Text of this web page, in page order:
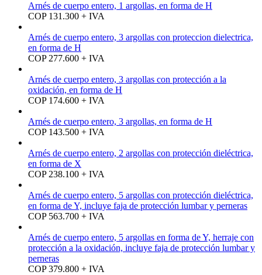
Arnés de cuerpo entero, 1 argollas, en forma de H
COP 131.300 + IVA
Arnés de cuerpo entero, 3 argollas con proteccion dielectrica,
en forma de H
COP 277.600 + IVA
Arnés de cuerpo entero, 3 argollas con protección a la
oxidación, en forma de H
COP 174.600 + IVA
Arnés de cuerpo entero, 3 argollas, en forma de H
COP 143.500 + IVA
Arnés de cuerpo entero, 2 argollas con protección dieléctrica,
en forma de X
COP 238.100 + IVA
Arnés de cuerpo entero, 5 argollas con protección dieléctrica,
en forma de Y, incluye faja de protección lumbar y perneras
COP 563.700 + IVA
Arnés de cuerpo entero, 5 argollas en forma de Y, herraje con
protección a la oxidación, incluye faja de protección lumbar y
perneras
COP 379.800 + IVA